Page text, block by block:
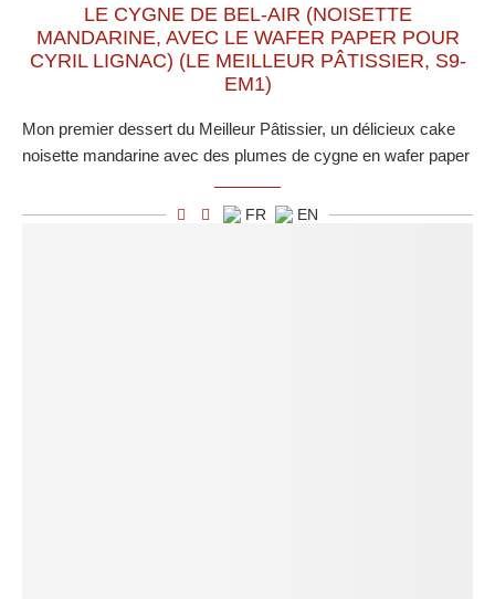
LE CYGNE DE BEL-AIR (NOISETTE
MANDARINE, AVEC LE WAFER PAPER POUR
CYRIL LIGNAC) (LE MEILLEUR PÂTISSIER, S9-
EM1)
Mon premier dessert du Meilleur Pâtissier, un délicieux cake
noisette mandarine avec des plumes de cygne en wafer paper
FR EN